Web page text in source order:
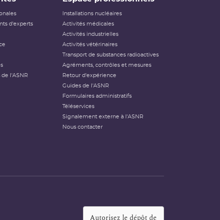
d'experts
l'ASNR
Installations nucléaires
Activités médicales
Activités industrielles
Activités vétérinaires
Transport de substances radioactives
Agréments, contrôles et mesures
Retour d'expérience
Guides de l'ASNR
Formulaires administratifs
Téléservices
Signalement externe à l'ASNR
Nous contacter